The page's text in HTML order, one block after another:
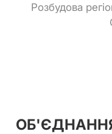
Розбудова